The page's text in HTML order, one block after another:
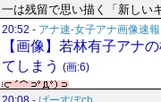
一は残留で思い描く「新しい
20:52 - アナ速‐女子アナ画像速報
【画像】若林有子アナ
てしまう (画:6)